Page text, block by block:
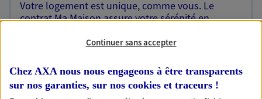
Votre logement est unique, comme vous. Le
contrat Ma Maison assure votre sérénité en
OBTENIR UN TARIF EN LIGNE
Continuer sans accepter
Chez AXA nous nous engageons à être transparents
sur nos garanties, sur nos cookies et traceurs !